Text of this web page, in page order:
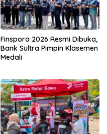
Finspora 2026 Resmi Dibuka,
Bank Sultra Pimpin Klasemen
Medali